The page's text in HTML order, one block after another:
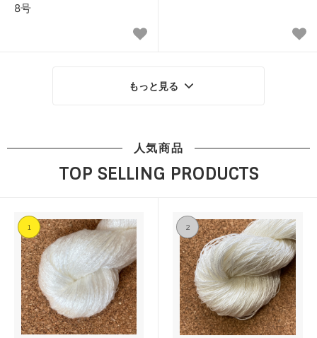
8号
もっと見る
人気商品
TOP SELLING PRODUCTS
1 2